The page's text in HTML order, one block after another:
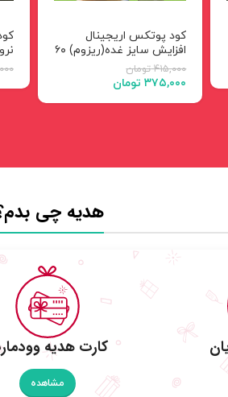
کود پوتکس اریجینال
افزایش سایز غده(ریزوم) ۶۰
میلی لیتر مناسب گیاهان
ریشه غده ای(زامیفولیا
۴۱۵,۰۰۰ تومان
۳۷۵,۰۰۰ تومان
نروژ
هدیه چی
کارت هدیه
مشاهده